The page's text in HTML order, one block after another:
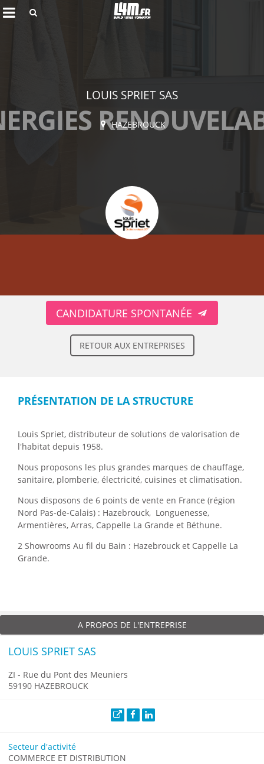
CANDIDATURE SPONTANÉE
RETOUR AUX ENTREPRISES
LOUIS SPRIET SAS
HAZEBROUCK
PRÉSENTATION DE LA STRUCTURE
Louis Spriet, distributeur de solutions de valorisation de
l'habitat depuis 1958.
Nous proposons les plus grandes marques de chauffage,
sanitaire, plomberie, électricité, cuisines et climatisation.
Nous disposons de 6 points de vente en France (région
Nord Pas-de-Calais) : Hazebrouck, Longuenesse,
Armentières, Arras, Cappelle La Grande et Béthune.
2 Showrooms Au fil du Bain : Hazebrouck et Cappelle La
Grande.
A PROPOS DE L'ENTREPRISE
LOUIS SPRIET SAS
ZI - Rue du Pont des Meuniers
59190 HAZEBROUCK
Secteur d'activité
COMMERCE ET DISTRIBUTION